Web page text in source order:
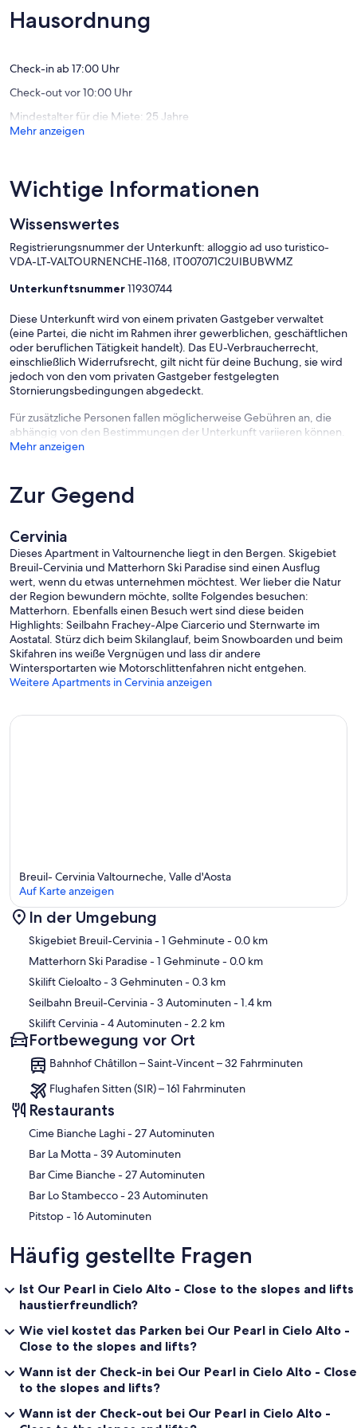
(27
Bewertungen)
Hausordnung
Check-in ab 17:00 Uhr
Check-out vor 10:00 Uhr
Mindestalter für die Miete: 25 Jahre
Mehr anzeigen
Wichtige Informationen
Wissenswertes
Registrierungsnummer der Unterkunft: alloggio ad uso turistico-
VDA-LT-VALTOURNENCHE-1168, IT007071C2UIBUBWMZ
Unterkunftsnummer11930744
Diese Unterkunft wird von einem privaten Gastgeber verwaltet
(eine Partei, die nicht im Rahmen ihrer gewerblichen, geschäftlichen
oder beruflichen Tätigkeit handelt). Das EU-Verbraucherrecht,
einschließlich Widerrufsrecht, gilt nicht für deine Buchung, sie wird
jedoch von den vom privaten Gastgeber festgelegten
Stornierungsbedingungen abgedeckt.
Für zusätzliche Personen fallen möglicherweise Gebühren an, die
abhängig von den Bestimmungen der Unterkunft variieren können.
Mehr anzeigen
Zur Gegend
Cervinia
Dieses Apartment in Valtournenche liegt in den Bergen. Skigebiet
Breuil-Cervinia und Matterhorn Ski Paradise sind einen Ausflug
wert, wenn du etwas unternehmen möchtest. Wer lieber die Natur
der Region bewundern möchte, sollte Folgendes besuchen:
Matterhorn. Ebenfalls einen Besuch wert sind diese beiden
Highlights: Seilbahn Frachey-Alpe Ciarcerio und Sternwarte im
Aostatal. Stürz dich beim Skilanglauf, beim Snowboarden und beim
Skifahren ins weiße Vergnügen und lass dir andere
Wintersportarten wie Motorschlittenfahren nicht entgehen.
Weitere Apartments in Cervinia anzeigen
Karte
Breuil- Cervinia Valtourneche, Valle d'Aosta
Auf Karte anzeigen
In der Umgebung
Skigebiet Breuil-Cervinia- 1 Gehminute- 0.0 km
Matterhorn Ski Paradise- 1 Gehminute- 0.0 km
Skilift Cieloalto- 3 Gehminuten- 0.3 km
Seilbahn Breuil-Cervinia- 3 Autominuten- 1.4 km
Skilift Cervinia- 4 Autominuten- 2.2 km
Fortbewegung vor Ort
Bahnhof Châtillon – Saint-Vincent – 32 Fahrminuten
Flughafen Sitten (SIR) – 161 Fahrminuten
Restaurants
‪Cime Bianche Laghi - ‬27 Autominuten
‪Bar La Motta - ‬39 Autominuten
‪Bar Cime Bianche - ‬27 Autominuten
‪Bar Lo Stambecco - ‬23 Autominuten
‪Pitstop - ‬16 Autominuten
Häufig gestellte Fragen
Ist Our Pearl in Cielo Alto - Close to the slopes and lifts
haustierfreundlich?
Wie viel kostet das Parken bei Our Pearl in Cielo Alto -
Close to the slopes and lifts?
Wann ist der Check-in bei Our Pearl in Cielo Alto - Close
to the slopes and lifts?
Wann ist der Check-out bei Our Pearl in Cielo Alto -